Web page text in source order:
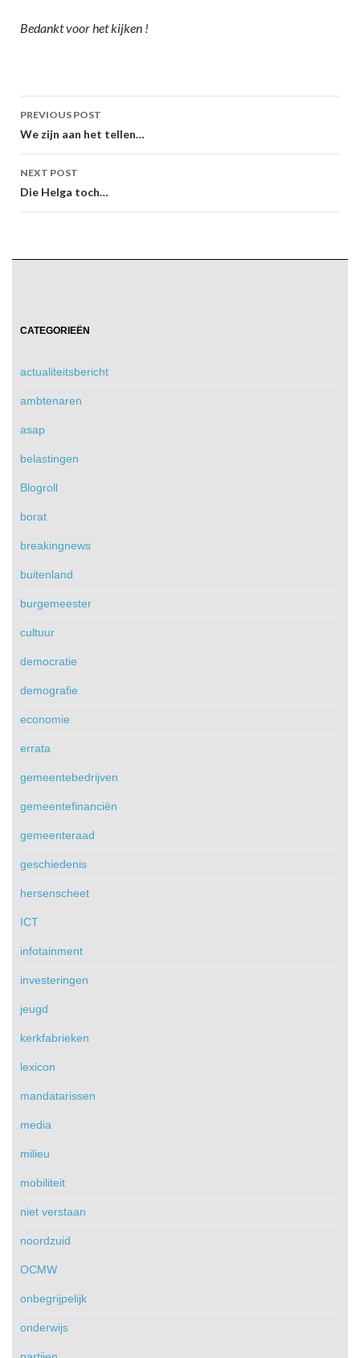
Bedankt voor het kijken !
Post
navigation
PREVIOUS POST
We zijn aan het tellen…
NEXT POST
Die Helga toch…
CATEGORIEËN
actualiteitsbericht
ambtenaren
asap
belastingen
Blogroll
borat
breakingnews
buitenland
burgemeester
cultuur
democratie
demografie
economie
errata
gemeentebedrijven
gemeentefinanciën
gemeenteraad
geschiedenis
hersenscheet
ICT
infotainment
investeringen
jeugd
kerkfabrieken
lexicon
mandatarissen
media
milieu
mobiliteit
niet verstaan
noordzuid
OCMW
onbegrijpelijk
onderwijs